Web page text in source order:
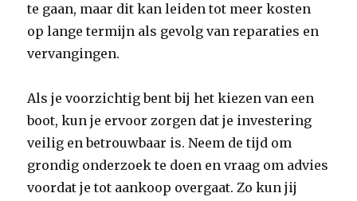
te gaan, maar dit kan leiden tot meer kosten
op lange termijn als gevolg van reparaties en
vervangingen.
Als je voorzichtig bent bij het kiezen van een
boot, kun je ervoor zorgen dat je investering
veilig en betrouwbaar is. Neem de tijd om
grondig onderzoek te doen en vraag om advies
voordat je tot aankoop overgaat. Zo kun jij